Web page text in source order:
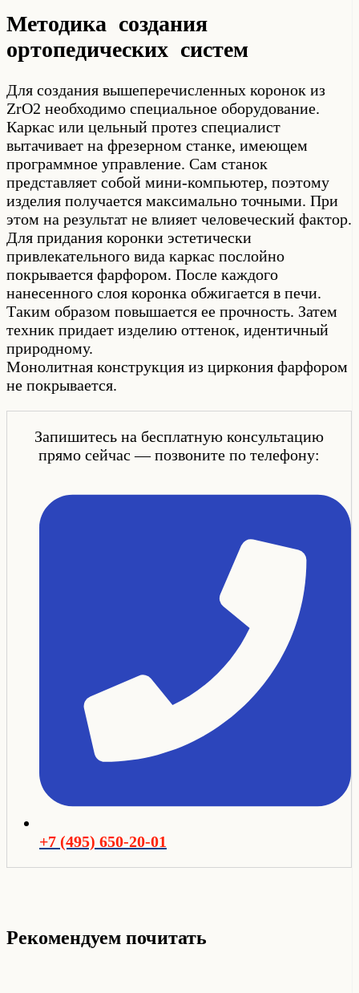
Методика создания
ортопедических систем
Для создания вышеперечисленных коронок из
ZrO2 необходимо специальное оборудование.
Каркас или цельный протез специалист
вытачивает на фрезерном станке, имеющем
программное управление. Сам станок
представляет собой мини-компьютер, поэтому
изделия получается максимально точными. При
этом на результат не влияет человеческий фактор.
Для придания коронки эстетически
привлекательного вида каркас послойно
покрывается фарфором. После каждого
нанесенного слоя коронка обжигается в печи.
Таким образом повышается ее прочность. Затем
техник придает изделию оттенок, идентичный
природному.
Монолитная конструкция из циркония фарфором
не покрывается.
Запишитесь на бесплатную консультацию
прямо сейчас — позвоните по телефону:
+7 (495) 650-20-01
Рекомендуем почитать